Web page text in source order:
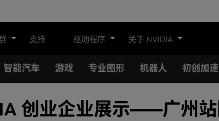
支持 驱动程序 关于 NVIDIA
智能汽车 游戏 专业图形 机器人 初创加
创业企业展示——广州站